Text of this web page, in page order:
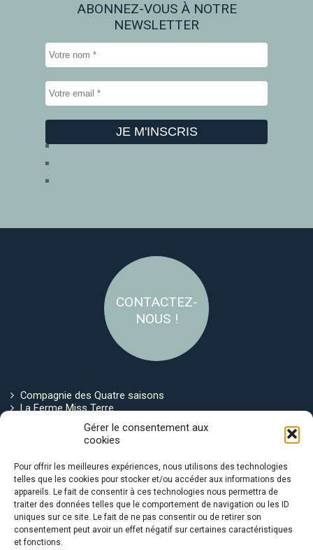
Gérer le consentement aux
cookies
Pour offrir les meilleures expériences, nous utilisons des technologies
telles que les cookies pour stocker et/ou accéder aux informations des
appareils. Le fait de consentir à ces technologies nous permettra de
traiter des données telles que le comportement de navigation ou les ID
uniques sur ce site. Le fait de ne pas consentir ou de retirer son
consentement peut avoir un effet négatif sur certaines caractéristiques
et fonctions.
ABONNEZ-VOUS À NOTRE
NEWSLETTER
CONTACTEZ-
NOUS !
Compagnie des Quatre saisons
La Ferme Miss Terre
Politique de cookies